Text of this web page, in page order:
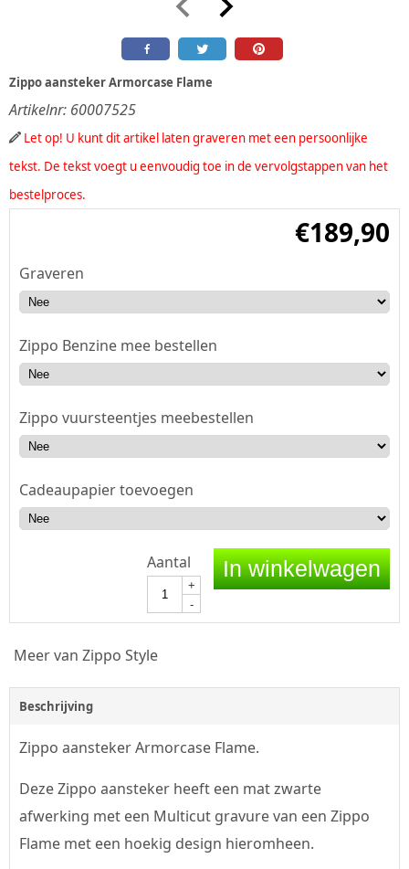
Zippo aansteker Armorcase Flame
Artikelnr: 60007525
Let op! U kunt dit artikel laten graveren met een persoonlijke
tekst. De tekst voegt u eenvoudig toe in de vervolgstappen van het
bestelproces.
€189,90
Graveren
Zippo Benzine mee bestellen
Zippo vuursteentjes meebestellen
Cadeaupapier toevoegen
Aantal
+
-
In winkelwagen
Meer van Zippo Style
Beschrijving
Zippo aansteker Armorcase Flame.
Deze Zippo aansteker heeft een mat zwarte
afwerking met een Multicut gravure van een Zippo
Flame met een hoekig design hieromheen.